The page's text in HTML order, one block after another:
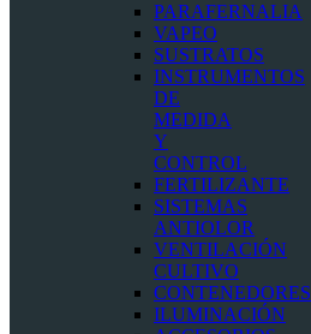
PARAFERNALIA
VAPEO
SUSTRATOS
INSTRUMENTOS
DE
MEDIDA
Y
CONTROL
FERTILIZANTE
SISTEMAS
ANTIOLOR
VENTILACIÓN
CULTIVO
CONTENEDORES
ILUMINACIÓN